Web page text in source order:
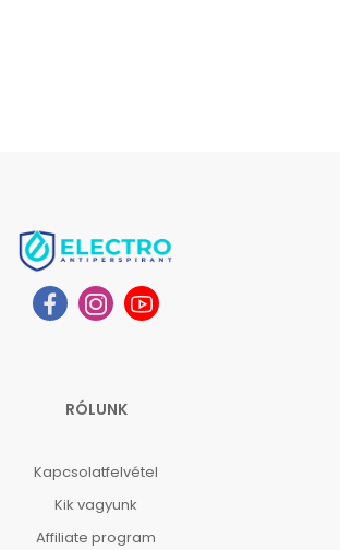
RÓLUNK
Kapcsolatfelvétel
Kik vagyunk
Affiliate program